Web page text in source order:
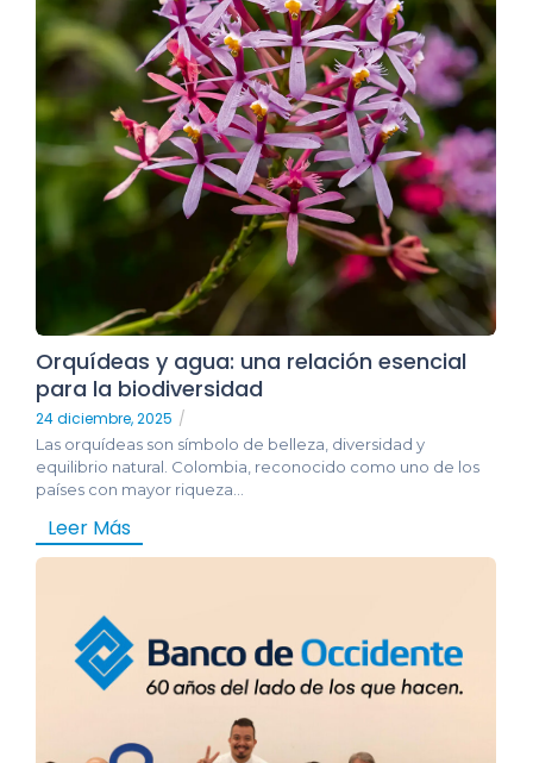
Orquídeas y agua: una relación esencial
para la biodiversidad
24 diciembre, 2025 /
Las orquídeas son símbolo de belleza, diversidad y
equilibrio natural. Colombia, reconocido como uno de los
países con mayor riqueza...
Leer Más